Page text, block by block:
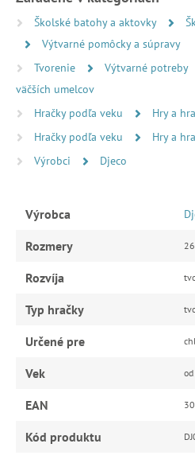
Školské batohy a aktovky
Výtvarné pomôcky a súpravy
Tvorenie
Výtvarné potreby
väčších umelcov
Hračky podľa veku
Hry a
Hračky podľa veku
Hry a
Výrobci
Djeco
Výrobca
Rozmery
Rozvíja
Typ hračky
Určené pre
Vek
EAN
Kód produktu